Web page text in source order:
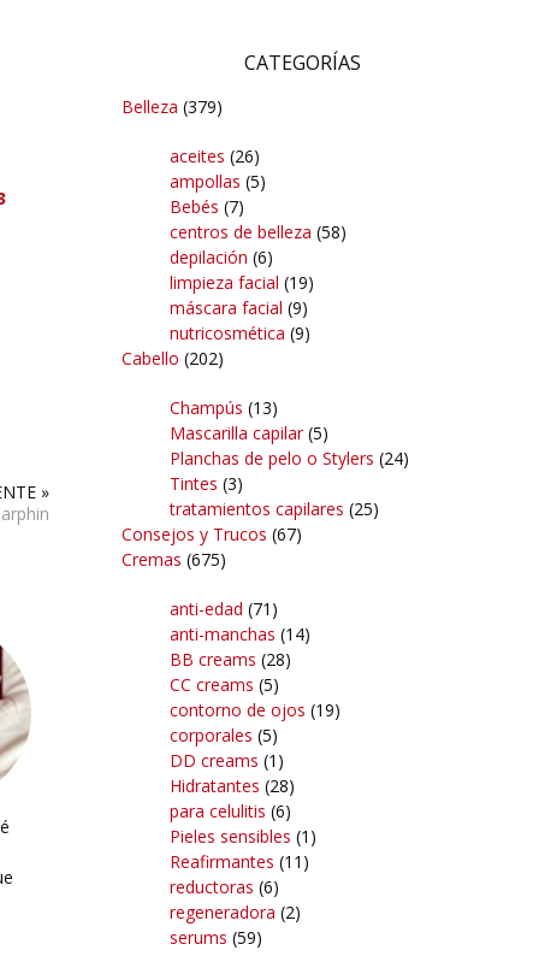
»
CATEGORÍAS
Belleza (379)
aceites (26)
ampollas (5)
Bebés (7)
centros de belleza (58)
depilación (6)
limpieza facial (19)
máscara facial (9)
nutricosmética (9)
Cabello (202)
Champús (13)
Mascarilla capilar(5)
Planchas de pelo o Stylers (24)
Tintes (3)
tratamientos capilares (25)
Consejos y Trucos (67)
Cremas (675)
anti-edad (71)
anti-manchas (14)
BB creams (28)
CC creams (5)
contorno de ojos (19)
corporales (5)
DD creams (1)
Hidratantes (28)
para celulitis (6)
Pieles sensibles (1)
Reafirmantes (11)
reductoras (6)
regeneradora (2)
serums (59)